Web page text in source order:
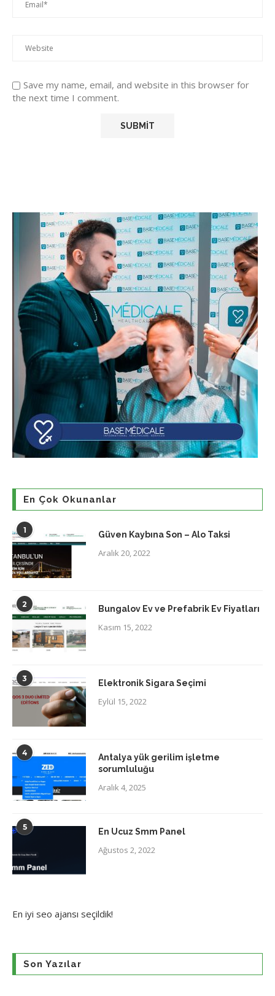
Save my name, email, and website in this browser for
the next time I comment.
En Çok Okunanlar
1 Güven Kaybına Son – Alo Taksi
Aralık 20, 2022
2 Bungalov Ev ve Prefabrik Ev Fiyatları
Kasım 15, 2022
3 Elektronik Sigara Seçimi
Eylül 15, 2022
4
Antalya yük gerilim işletme
sorumluluğu
Aralık 4, 2025
5 En Ucuz Smm Panel
Ağustos 2, 2022
En iyi seo ajansı seçildik!
Son Yazılar